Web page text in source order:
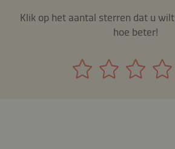
Klik op het aantal sterren dat u
hoe beter!